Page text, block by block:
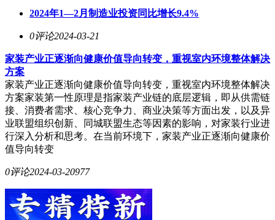
2024年1—2月制造业投资同比增长9.4%
0评论2024-03-21
家装产业正逐渐向健康价值导向转变，重视室内环境整体解决
方案
家装产业正逐渐向健康价值导向转变，重视室内环境整体解决
方案家装第一性原理是指家装产业链的底层逻辑，即从供需链
接、消费者需求、核心竞争力、商业决策等方面出发，以及异
业联盟组织创新、同城联盟生态等因素的影响，对家装行业进
行深入分析和思考。在当前环境下，家装产业正逐渐向健康价
值导向转变
0评论2024-03-20977